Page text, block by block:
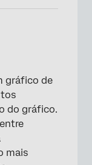
gráfico de
do gráfico.
mais